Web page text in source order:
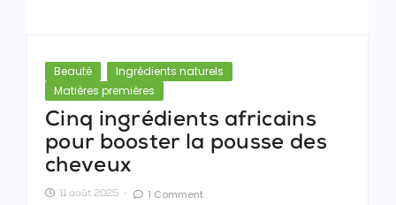
Beauté
Ingrédients naturels
Matières premières
Cinq ingrédients africains
pour booster la pousse des
cheveux
11 août 2025 - 1 Comment